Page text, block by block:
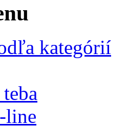
kategórií
line